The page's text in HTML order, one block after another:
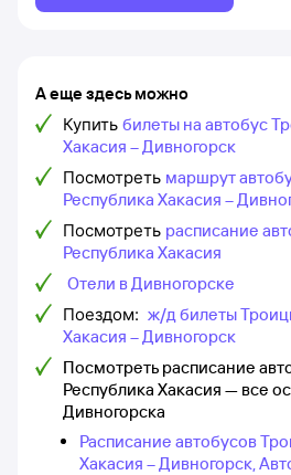
А еще здесь можно
Купить билеты на автобус
Хакасия – Дивногорск
Посмотреть маршрут
Республика Хакасия –
Посмотреть расписание
Республика Хакасия
Отели в Дивногорске
Поездом: ж/д билеты
Хакасия – Дивногорск
Посмотреть расписание
Республика Хакасия — все
Дивногорска
Расписание автобусов
Хакасия – Дивногорск,